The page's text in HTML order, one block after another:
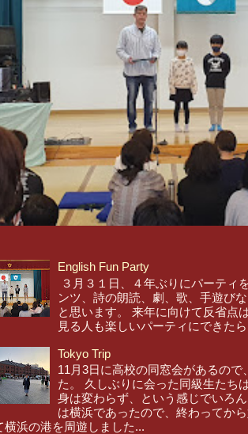
English Fun Party
３月３１日、４年ぶりにパーティ
ンツ、詩の朗読、劇、歌、手遊び
と思います。 来年に向けて反省点
見る人も楽しいパーティにできた
Tokyo Trip
11月3日に高校の同窓会があるの
た。 久しぶりに会った同級生たち
身は変わらず、という感じでいろ
は横浜であったので、終わってか
横浜の港を周遊しました...